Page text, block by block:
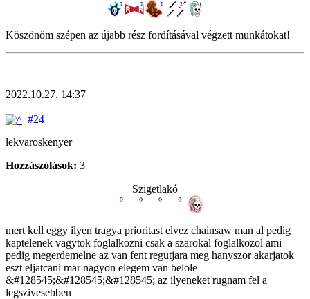
Köszönöm szépen az újabb rész fordításával végzett munkátokat!
2022.10.27. 14:37
#24
lekvaroskenyer
Hozzászólások: 3
Szigetlakó
mert kell eggy ilyen tragya prioritast elvez chainsaw man al pedig
kaptelenek vagytok foglalkozni csak a szarokal foglalkozol ami
pedig megerdemelne az van fent regutjara meg hanyszor akarjatok
eszt eljatcani mar nagyon elegem van belole
&#128545;&#128545;&#128545; az ilyeneket rugnam fel a
legszivesebben